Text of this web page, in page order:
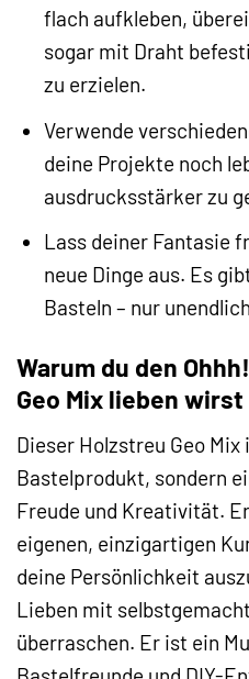
flach aufkleben,
sogar mit Draht
zu erzielen.
Verwende
deine Projekte noch
ausdrucksstärker zu
Lass deiner Fantasie
neue Dinge aus. Es
Basteln – nur
Warum du den
Geo Mix lieben wirst
Dieser Holzstreu Geo
Bastelprodukt, sondern
Freude und Kreativität.
eigenen, einzigartigen
deine Persönlichkeit
Lieben mit
überraschen. Er ist ein